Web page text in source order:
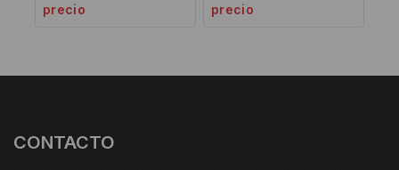
precio
precio
CONTACTO